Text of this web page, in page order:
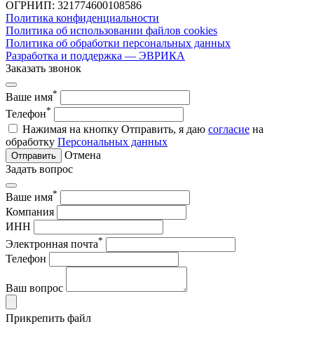
ОГРНИП: 321774600108586
Политика конфиденциальности
Политика об использовании файлов cookies
Политика об обработки персональных данных
Разработка и поддержка — ЭВРИКА
Заказать звонок
Ваше имя*
Телефон*
Нажимая на кнопку Отправить, я даю согласие на
обработку Персональных данных
Отправить
Отмена
Задать вопрос
Ваше имя*
Компания
ИНН
Электронная почта*
Телефон
Ваш вопрос
Прикрепить файл